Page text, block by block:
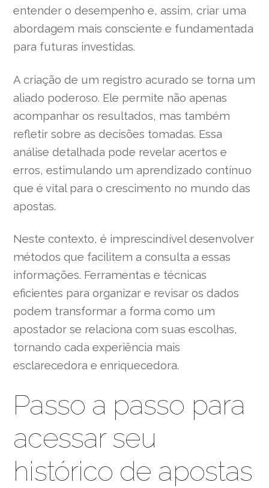
entender o desempenho e, assim, criar uma
abordagem mais consciente e fundamentada
para futuras investidas.
A criação de um registro acurado se torna um
aliado poderoso. Ele permite não apenas
acompanhar os resultados, mas também
refletir sobre as decisões tomadas. Essa
análise detalhada pode revelar acertos e
erros, estimulando um aprendizado contínuo
que é vital para o crescimento no mundo das
apostas.
Neste contexto, é imprescindível desenvolver
métodos que facilitem a consulta a essas
informações. Ferramentas e técnicas
eficientes para organizar e revisar os dados
podem transformar a forma como um
apostador se relaciona com suas escolhas,
tornando cada experiência mais
esclarecedora e enriquecedora.
Passo a passo para
acessar seu
histórico de apostas